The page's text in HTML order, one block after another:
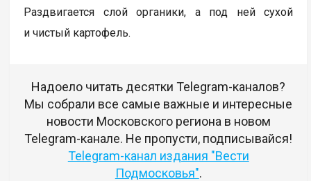
Раздвигается слой органики, а под ней сухой
и чистый картофель.
Надоело читать десятки Telegram-каналов?
Мы собрали все самые важные и интересные
новости Московского региона в новом
Telegram-канале. Не пропусти, подписывайся!
Telegram-канал издания "Вести
Подмосковья".